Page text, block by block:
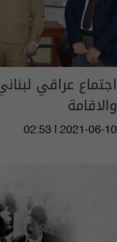
اجتماع عراقي
والاقامة
02:53 | 2021-06-10